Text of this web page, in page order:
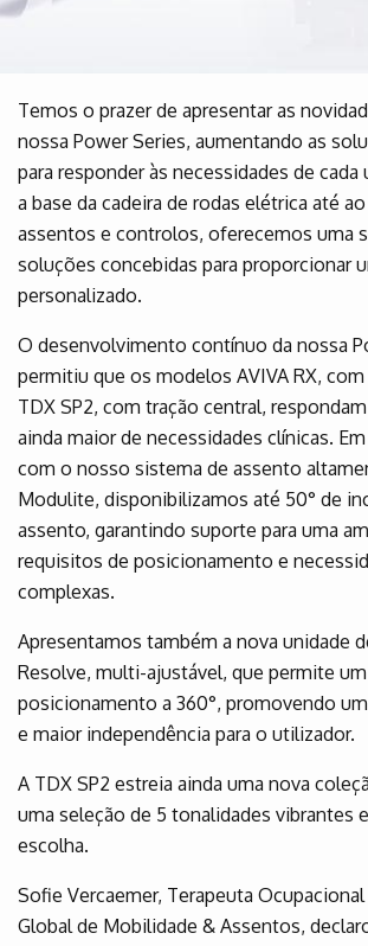
Temos o prazer de apresentar as
nossa Power Series, aumentando as
para responder às necessidades de cada
a base da cadeira de rodas elétrica até
assentos e controlos, oferecemos uma
soluções concebidas para proporcionar
personalizado.
O desenvolvimento contínuo da nossa
permitiu que os modelos AVIVA RX,
TDX SP2, com tração central,
ainda maior de necessidades clínicas.
com o nosso sistema de assento
Modulite, disponibilizamos até 50° de
assento, garantindo suporte para uma
requisitos de posicionamento e
complexas.
Apresentamos também a nova unidade
Resolve, multi-ajustável, que permite
posicionamento a 360°, promovendo
e maior independência para o utilizador.
A TDX SP2 estreia ainda uma nova
uma seleção de 5 tonalidades vibrantes
escolha.
Sofie Vercaemer, Terapeuta
Global de Mobilidade & Assentos,